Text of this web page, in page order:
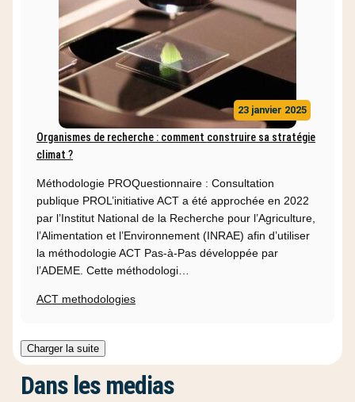
23 janvier 2025
Organismes de recherche : comment construire sa stratégie
climat ?
Méthodologie PROQuestionnaire : Consultation
publique PROL’initiative ACT a été approchée en 2022
par l’Institut National de la Recherche pour l’Agriculture,
l’Alimentation et l’Environnement (INRAE) afin d’utiliser
la méthodologie ACT Pas-à-Pas développée par
l’ADEME. Cette méthodologi…
ACT methodologies
Charger la suite
Dans les medias